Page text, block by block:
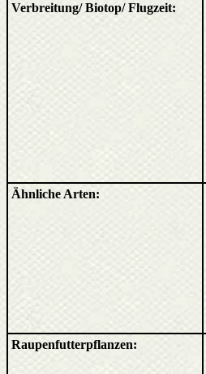
Verbreitung/ Biotop/ Flugzeit:
Ähnliche Arten:
Raupenfutterpflanzen: